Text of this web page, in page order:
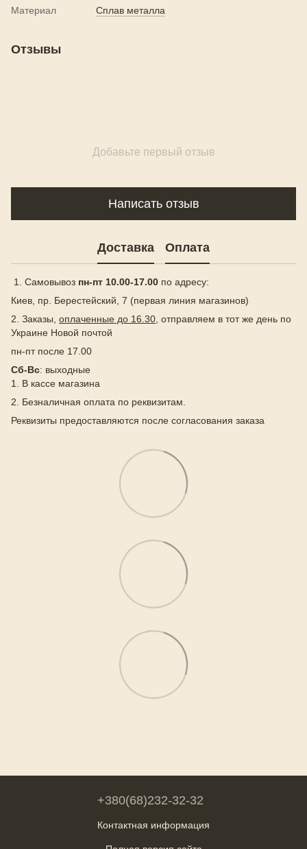
Материал Сплав металла
Отзывы
Добавьте первый отзыв
Написать отзыв
Доставка Оплата
1. Самовывоз пн-пт 10.00-17.00 по адресу:
Киев, пр. Берестейский, 7 (первая линия магазинов)
2. Заказы, оплаченные до 16.30, отправляем в тот же день по
Украине Новой почтой
пн-пт после 17.00
Сб-Вс: выходные
1. В кассе магазина
2. Безналичная оплата по реквизитам.
Реквизиты предоставляются после согласования заказа
+380(68)232-32-32
Контактная информация